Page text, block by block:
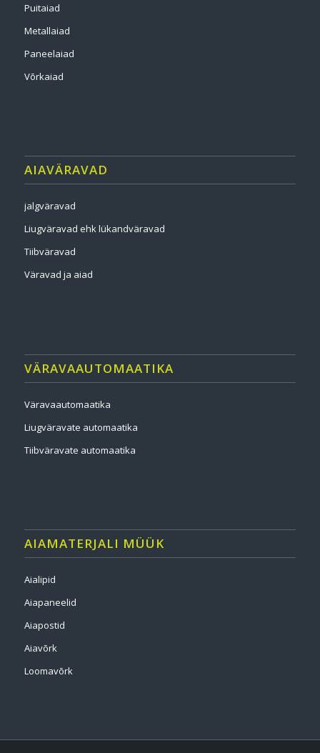
Puitaiad
Metallaiad
Paneelaiad
Võrkaiad
AIAVÄRAVAD
jalgväravad
Liugväravad ehk lükandväravad
Tiibväravad
Väravad ja aiad
VÄRAVAAUTOMAATIKA
Väravaautomaatika
Liugväravate automaatika
Tiibväravate automaatika
AIAMATERJALI MÜÜK
Aialipid
Aiapaneelid
Aiapostid
Aiavõrk
Loomavõrk